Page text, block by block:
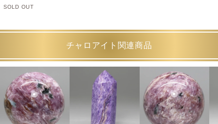
SOLD OUT
チャロアイト関連商品